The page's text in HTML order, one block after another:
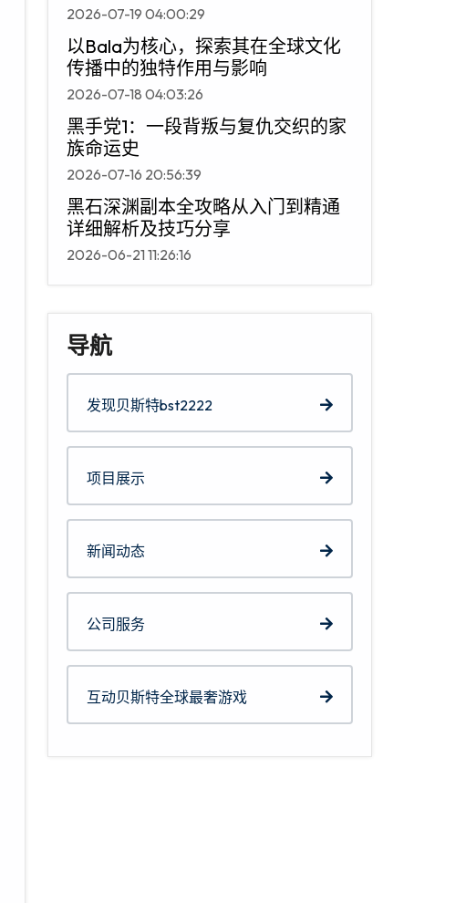
2026-07-19 04:00:29
以Bala为核心，探索其在全球文化
传播中的独特作用与影响
2026-07-18 04:03:26
黑手党1：一段背叛与复仇交织的家
族命运史
2026-07-16 20:56:39
黑石深渊副本全攻略从入门到精通
详细解析及技巧分享
2026-06-21 11:26:16
导航
发现贝斯特bst2222
项目展示
新闻动态
公司服务
互动贝斯特全球最奢游戏